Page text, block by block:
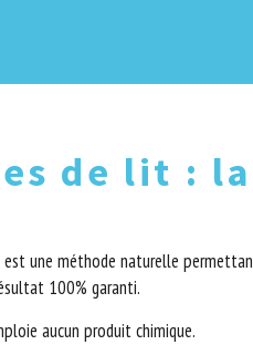
de lit :
une méthode naturelle
100% garanti.
aucun produit chimique.